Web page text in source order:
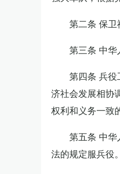
第二条 保卫
第三条 中华
第四条 兵
济社会发展相协
权利和义务一致
第五条 中
法的规定服兵役。